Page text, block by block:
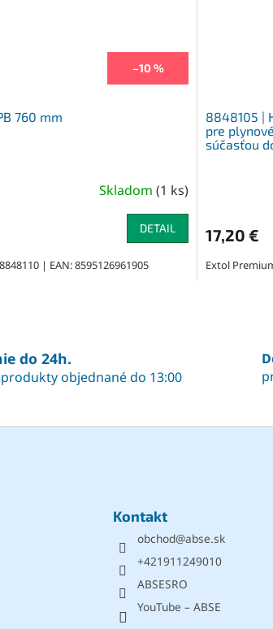
–10 %
760 mm
Skladom(1 ks)
DETAIL
| EAN: 8595126961905
8848105 |
pre
súčasťou
17,20 €
Extol
do 24h.
objednané do 13:00
Kontakt
obchod@abse.sk
+421911249010
ABSESRO
YouTube – ABSE